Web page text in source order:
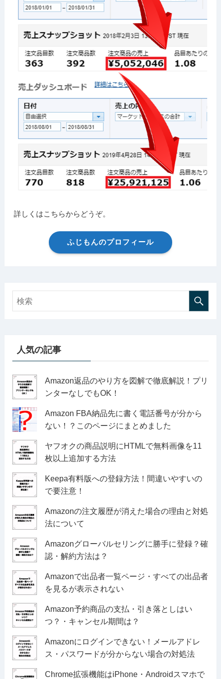
詳しくはこちらからどうぞ。
ふじもんのプロフィール
人気の記事
Amazon返品のやり方を図解で徹底解説！プリ
ンターなしでもOK！
Amazon FBA納品先に書く電話番号が分から
ない！？このページにまとめました
ヤフオクの商品説明にHTMLで無料画像を11
枚以上追加する方法
Keepa有料版への登録方法！間違いやすいの
で要注意！
Amazonの注文履歴が消えた場合の理由と対処
法について
Amazonグローバルセリングに勝手に登録？確
認・解約方法は？
Amazonで出品者一覧ページ・すべての出品者
を見るが表示されない
Amazon予約商品の支払・引き落としはい
つ？・キャンセル期間は？
Amazonにログインできない！メールアドレ
ス・パスワードが分からない場合の対処法
Chrome拡張機能はiPhone・Androidスマホで